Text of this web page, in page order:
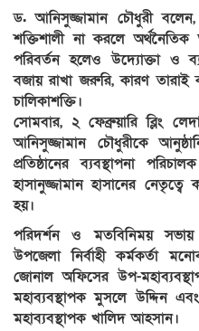
ড. আনিসুজ্জামান চৌধুরী
শক্তিশালী না করলে অর্থনৈতিক
পরিবর্তন হলেও উদ্যোক্তা ও
বজায় রাখা জরুরি, কারণ তারাই
চালিকাশক্তি।
সোমবার, ২ ফেব্রুয়ারি ব্লিং
আনিসুজ্জামান চৌধুরীকে
প্রতিষ্ঠানের ব্যবস্থাপনা
হাসানুজ্জামান হাসানের নেতৃত্বে
হয়।
পরিদর্শন ও মতবিনিময়
উপজেলা নির্বাহী কর্মকর্তা
জোনাল অফিসের উপ-
মহাব্যবস্থাপক মুসলে উদ্দিন এবং
মহাব্যবস্থাপক খালিদ আহসান।